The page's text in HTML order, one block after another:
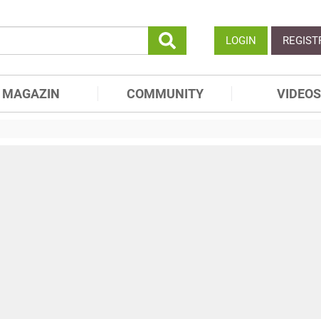
LOGIN
MAGAZIN COMMUNITY VIDEOS